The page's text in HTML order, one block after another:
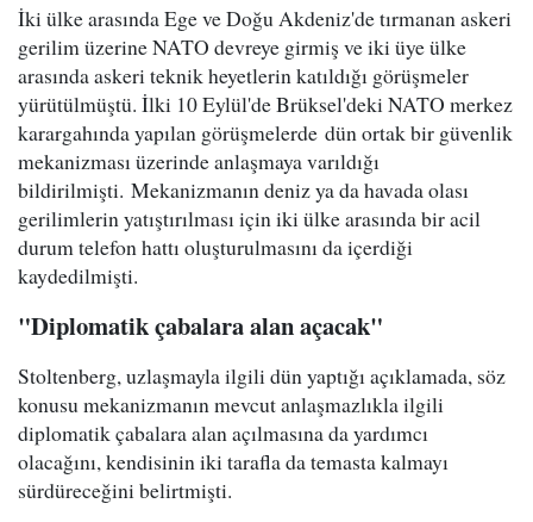
İki ülke arasında Ege ve Doğu Akdeniz'de tırmanan askeri
gerilim üzerine NATO devreye girmiş ve iki üye ülke
arasında askeri teknik heyetlerin katıldığı görüşmeler
yürütülmüştü. İlki 10 Eylül'de Brüksel'deki NATO merkez
karargahında yapılan görüşmelerde dün ortak bir güvenlik
mekanizması üzerinde anlaşmaya varıldığı
bildirilmişti. Mekanizmanın deniz ya da havada olası
gerilimlerin yatıştırılması için iki ülke arasında bir acil
durum telefon hattı oluşturulmasını da içerdiği
kaydedilmişti.
"Diplomatik çabalara alan açacak"
Stoltenberg, uzlaşmayla ilgili dün yaptığı açıklamada, söz
konusu mekanizmanın mevcut anlaşmazlıkla ilgili
diplomatik çabalara alan açılmasına da yardımcı
olacağını, kendisinin iki tarafla da temasta kalmayı
sürdüreceğini belirtmişti.